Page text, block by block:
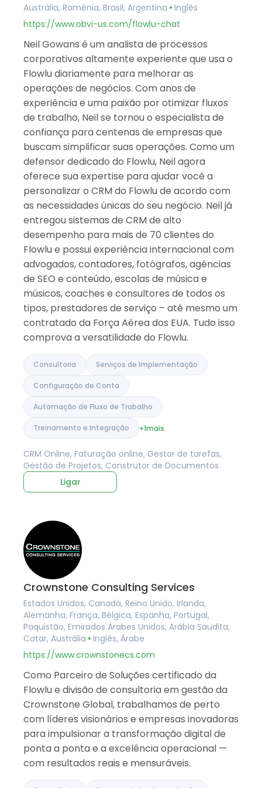
Catar
Albânia
Índia
Austrália, Romênia, Brasil, Argentina
Inglês
https://www.obvi-us.com/flowlu-chat
Neil Gowans é um analista de processos
corporativos altamente experiente que usa o
Flowlu diariamente para melhorar as
operações de negócios. Com anos de
experiência e uma paixão por otimizar fluxos
de trabalho, Neil se tornou o especialista de
confiança para centenas de empresas que
buscam simplificar suas operações. Como um
defensor dedicado do Flowlu, Neil agora
oferece sua expertise para ajudar você a
personalizar o CRM do Flowlu de acordo com
as necessidades únicas do seu negócio. Neil já
entregou sistemas de CRM de alto
desempenho para mais de 70 clientes do
Flowlu e possui experiência internacional com
advogados, contadores, fotógrafos, agências
de SEO e conteúdo, escolas de música e
músicos, coaches e consultores de todos os
tipos, prestadores de serviço – até mesmo um
contratado da Força Aérea dos EUA. Tudo isso
comprova a versatilidade do Flowlu.
Consultoria Serviços de Implementação
Configuração de Conta
Automação de Fluxo de Trabalho
Treinamento e Integração +1mais
CRM Online, Faturação online, Gestor de tarefas,
Gestão de Projetos, Construtor de Documentos
Ligar
Crownstone Consulting Services
Estados Unidos, Canadá, Reino Unido, Irlanda,
Alemanha, França, Bélgica, Espanha, Portugal,
Paquistão, Emirados Árabes Unidos, Arábia Saudita,
Catar, Austrália
Inglês, Árabe
https://www.crownstonecs.com
Como Parceiro de Soluções certificado da
Flowlu e divisão de consultoria em gestão da
Crownstone Global, trabalhamos de perto
com líderes visionários e empresas inovadoras
para impulsionar a transformação digital de
ponta a ponta e a excelência operacional —
com resultados reais e mensuráveis.